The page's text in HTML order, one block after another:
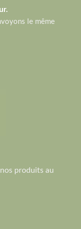
le même
produits au